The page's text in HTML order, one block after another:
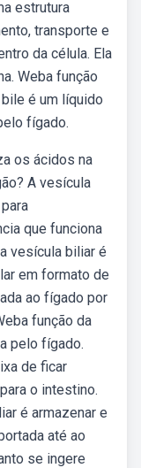
estrutura
transporte e
da célula. Ela
Weba função
é um líquido
fígado.
os ácidos na
A vesícula
que funciona
vesícula biliar é
em formato de
ao fígado por
função da
pelo fígado.
de ficar
o intestino.
é armazenar e
até ao
se ingere